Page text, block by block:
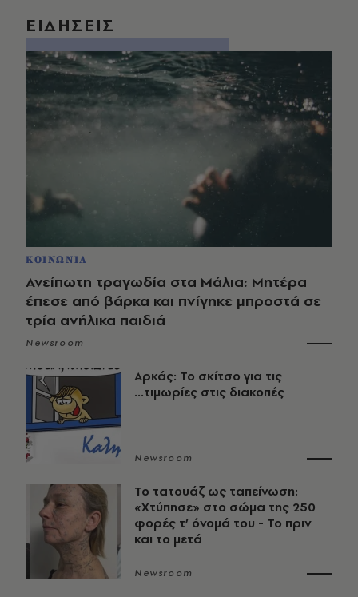
ΕΙΔΗΣΕΙΣ
ΚΟΙΝΩΝΙΑ
Ανείπωτη τραγωδία στα Μάλια: Μητέρα
έπεσε από βάρκα και πνίγηκε μπροστά σε
τρία ανήλικα παιδιά
Newsroom
Αρκάς: Το σκίτσο για τις
...τιμωρίες στις διακοπές
Newsroom
Το τατουάζ ως ταπείνωση:
«Χτύπησε» στο σώμα της 250
φορές τ’ όνομά του - Το πριν
και το μετά
Newsroom